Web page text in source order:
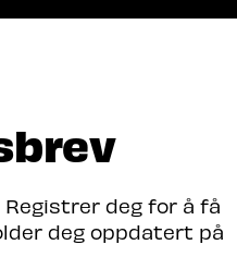
Registrer deg for å få
deg oppdatert på